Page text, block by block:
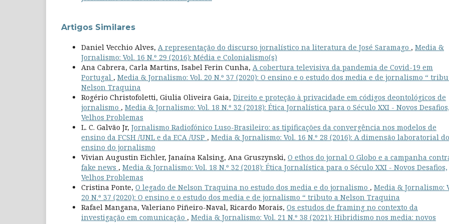
Artigos Similares
Daniel Vecchio Alves, A representação do discurso jornalístico na literatura de José Saramago , Media &
Jornalismo: Vol. 16 N.º 29 (2016): Média e Colonialismo(s)
Ana Cabrera, Carla Martins, Isabel Ferin Cunha, A cobertura televisiva da pandemia de Covid-19 em
Portugal , Media & Jornalismo: Vol. 20 N.º 37 (2020): O ensino e o estudo dos media e de jornalismo “
Nelson Traquina
Rogério Christofoletti, Giulia Oliveira Gaia, Direito e proteção à privacidade em códigos deontológicos de
jornalismo , Media & Jornalismo: Vol. 18 N.º 32 (2018): Ética Jornalística para o Século XXI - Novos Desafios,
Velhos Problemas
L. C. Galvão Jr, Jornalismo Radiofónico Luso-Brasileiro: as tipificações da convergência nos modelos de
ensino da FCSH /UNL e da ECA /USP , Media & Jornalismo: Vol. 16 N.º 28 (2016): A dimensão laboratorial do
ensino do jornalismo
Vivian Augustin Eichler, Janaína Kalsing, Ana Gruszynski, O ethos do jornal O Globo e a campanha
fake news , Media & Jornalismo: Vol. 18 N.º 32 (2018): Ética Jornalística para o Século XXI - Novos Desafios,
Velhos Problemas
Cristina Ponte, O legado de Nelson Traquina no estudo dos media e do jornalismo , Media & Jornalismo:
20 N.º 37 (2020): O ensino e o estudo dos media e de jornalismo “ tributo a Nelson Traquina
Rafael Mangana, Valeriano Piñeiro-Naval, Ricardo Morais, Os estudos de framing no contexto da
investigação em comunicação , Media & Jornalismo: Vol. 21 N.º 38 (2021): Hibridismo nos media: novos